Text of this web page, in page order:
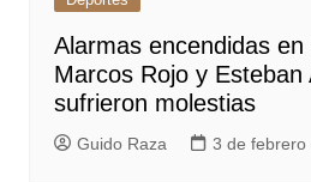
Alarmas encendidas en
Marcos Rojo y Esteban
sufrieron molestias
Guido Raza 3 de febrero